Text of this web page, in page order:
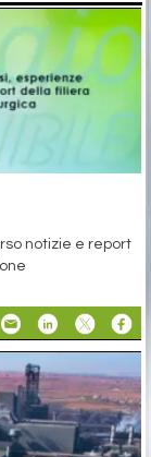
notizie e report